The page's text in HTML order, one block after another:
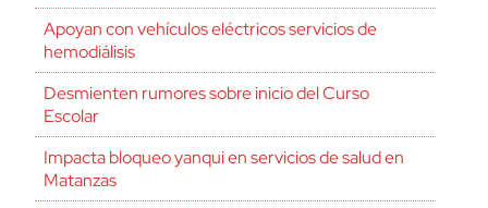
Apoyan con vehículos eléctricos servicios de
hemodiálisis
Desmienten rumores sobre inicio del Curso
Escolar
Impacta bloqueo yanqui en servicios de salud en
Matanzas